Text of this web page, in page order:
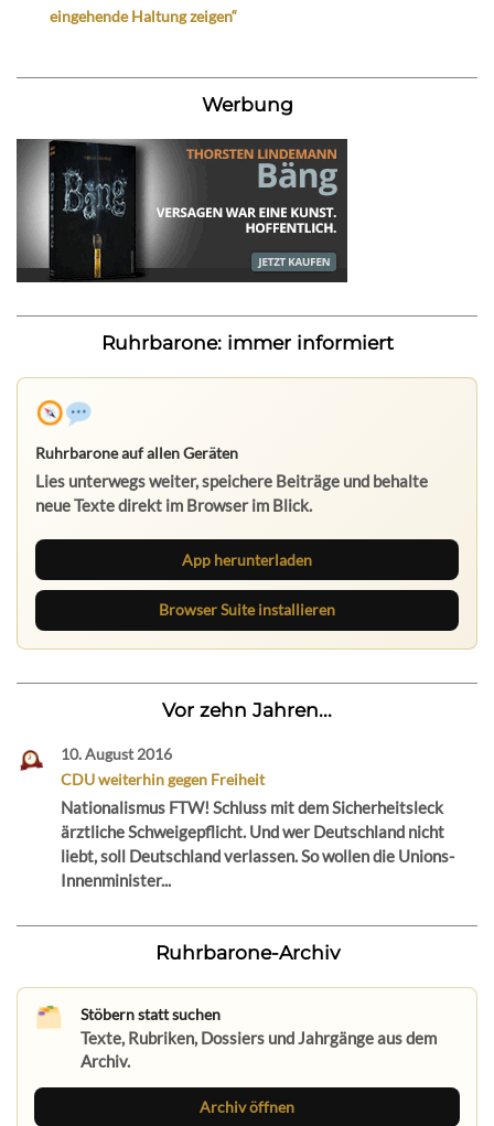
eingehende Haltung zeigen“
Werbung
Ruhrbarone: immer informiert
Ruhrbarone auf allen Geräten
Lies unterwegs weiter, speichere Beiträge und behalte
neue Texte direkt im Browser im Blick.
App herunterladen
Browser Suite installieren
Vor zehn Jahren...
10. August 2016
CDU weiterhin gegen Freiheit
Nationalismus FTW! Schluss mit dem Sicherheitsleck
ärztliche Schweigepflicht. Und wer Deutschland nicht
liebt, soll Deutschland verlassen. So wollen die Unions-
Innenminister...
Ruhrbarone-Archiv
Stöbern statt suchen
Texte, Rubriken, Dossiers und Jahrgänge aus dem
Archiv.
Archiv öffnen